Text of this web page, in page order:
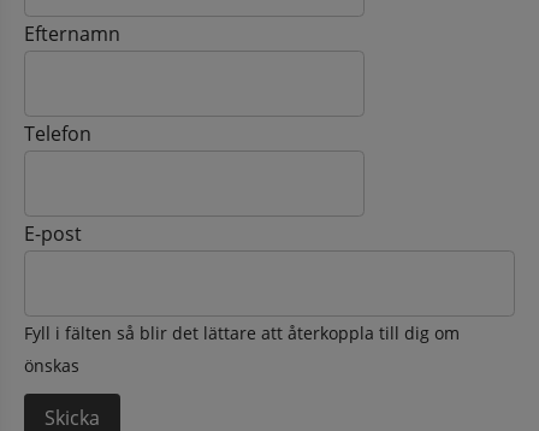
Efternamn
Telefon
E-post
Fyll i fälten så blir det lättare att återkoppla till dig om
önskas